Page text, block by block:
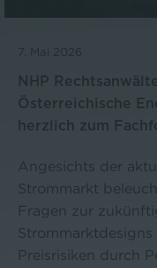
7. Mai 2026
NHP
Österreichische
herzlich zum
Angesichts der
Strommarkt
Fragen zur
Preisrisiken durch